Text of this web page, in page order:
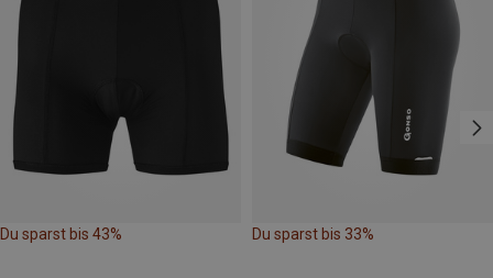
Du sparst bis 43% Du sparst bis 33%